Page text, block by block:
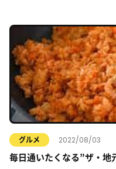
グルメ 2022/08/03
毎日通いたくなる”ザ・地